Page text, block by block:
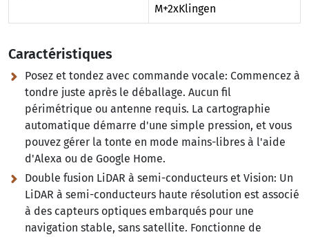
M+2xKlingen
Caractéristiques
Posez et tondez avec commande vocale: Commencez à
tondre juste après le déballage. Aucun fil
périmétrique ou antenne requis. La cartographie
automatique démarre d'une simple pression, et vous
pouvez gérer la tonte en mode mains-libres à l'aide
d'Alexa ou de Google Home.
Double fusion LiDAR à semi-conducteurs et Vision: Un
LiDAR à semi-conducteurs haute résolution est associé
à des capteurs optiques embarqués pour une
navigation stable, sans satellite. Fonctionne de